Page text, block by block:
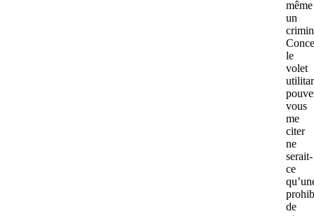
même
un
le
volet
vous
me
citer
ne
serait-
ce
de